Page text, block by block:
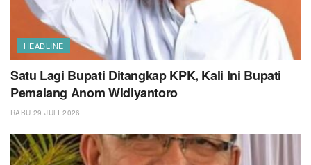
HEADLINE
Satu Lagi Bupati Ditangkap KPK, Kali Ini Bupati
Pemalang Anom Widiyantoro
RABU 29 JULI 2026